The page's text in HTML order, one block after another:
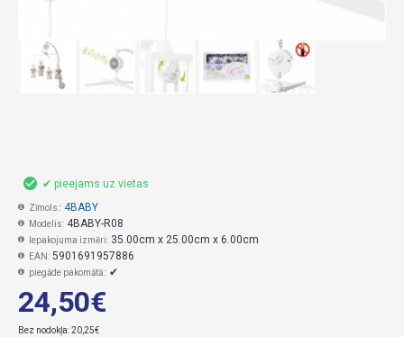
24,50€
Bez nodokļa: 20,25€
✔ pieejams uz vietas
Zīmols:: 4BABY
Modelis: 4BABY-R08
Iepakojuma izmēri: 35.00cm x 25.00cm x 6.00cm
EAN: 5901691957886
piegāde pakomātā:: ✔